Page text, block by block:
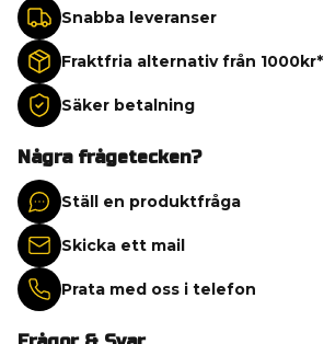
Snabba leveranser
Fraktfria alternativ från 1000kr*
Säker betalning
Några frågetecken?
Ställ en produktfråga
Skicka ett mail
Prata med oss i telefon